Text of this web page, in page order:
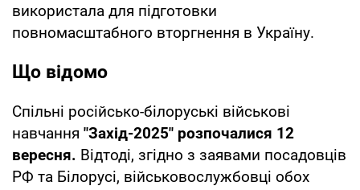
використала для підготовки
повномасштабного вторгнення в Україну.
Що відомо
Спільні російсько-білоруські військові
навчання "Захід-2025" розпочалися 12
вересня. Відтоді, згідно з заявами посадовців
РФ та Білорусі, військовослужбовці обох